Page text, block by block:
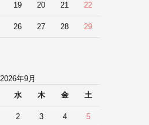
19 20 21 22
26 27 28 29
2026年9月
水 木 金 土
2 3 4 5